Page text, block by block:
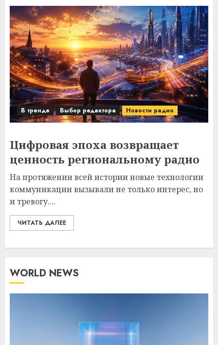
В тренде Выбор редактора Новости радио
Цифровая эпоха возвращает
ценность региональному радио
На протяжении всей истории новые технологии
коммуникации вызывали не только интерес, но
и тревогу....
ЧИТАТЬ ДАЛЕЕ
WORLD NEWS